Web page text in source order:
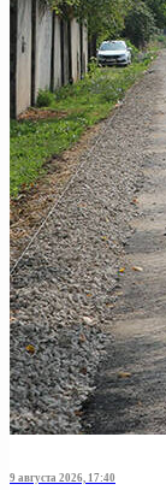
9 августа 2026, 17:40